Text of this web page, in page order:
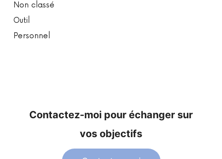
Non classé
Outil
Personnel
Contactez-moi pour échanger sur
vos objectifs